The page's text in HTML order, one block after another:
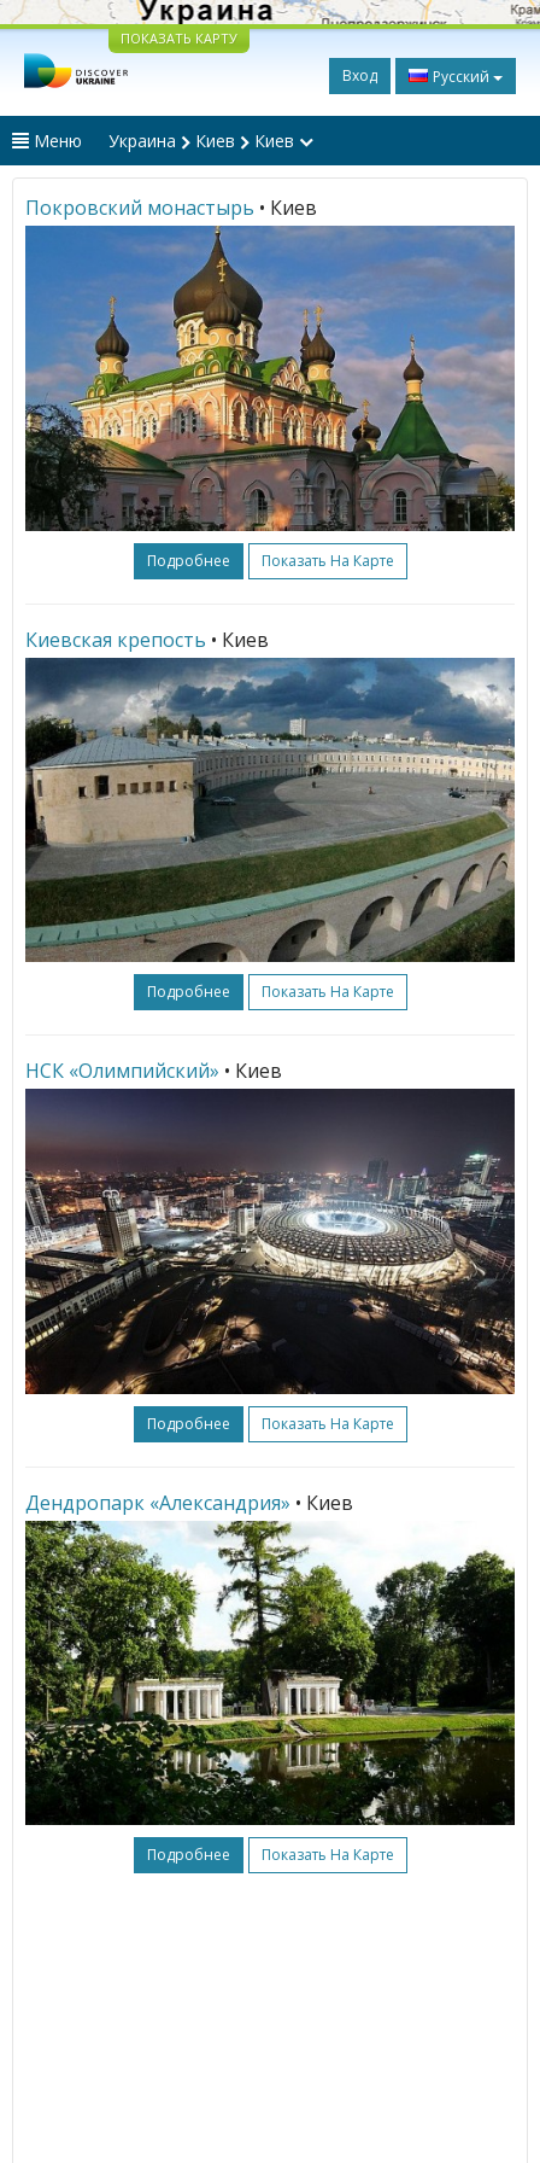
ПОКАЗАТЬ КАРТУ
Вход Русский
Меню Украина Киев Киев
Покровский монастырь • Киев
Подробнее Показать На Карте
Киевская крепость • Киев
Подробнее Показать На Карте
НСК «Олимпийский» • Киев
Подробнее Показать На Карте
Дендропарк «Александрия» • Киев
Подробнее Показать На Карте